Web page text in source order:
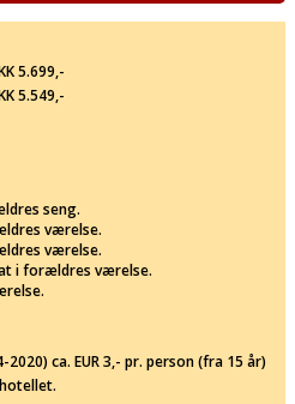
5.699,-
5.549,-
seng.
værelse.
værelse.
i forældres værelse.
ca. EUR 3,- pr. person (fra 15 år)